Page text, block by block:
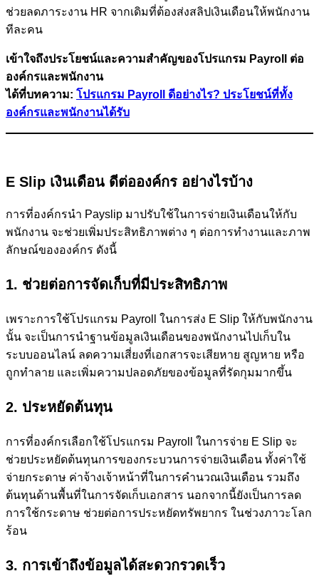
ช่วยลดภาระงาน HR จากเดิมที่ต้องส่งสลิปเงินเดือนให้พนักงาน
ทีละคน
เข้าใจถึงประโยชน์และความสำคัญของโปรแกรม Payroll ต่อ
องค์กรและพนักงาน
ได้ที่บทความ: โปรแกรม Payroll ดีอย่างไร? ประโยชน์ที่ทั้ง
องค์กรและพนักงานได้รับ
E Slip เงินเดือน ดีต่อองค์กร อย่างไรบ้าง
การที่องค์กรนำ Payslip มาปรับใช้ในการจ่ายเงินเดือนให้กับ
พนักงาน จะช่วยเพิ่มประสิทธิภาพต่าง ๆ ต่อการทำงานและภาพ
ลักษณ์ขององค์กร ดังนี้
1. ช่วยต่อการจัดเก็บที่มีประสิทธิภาพ
เพราะการใช้โปรแกรม Payroll ในการส่ง E Slip ให้กับพนักงาน
นั้น จะเป็นการนำฐานข้อมูลเงินเดือนของพนักงานไปเก็บใน
ระบบออนไลน์ ลดความเสี่ยงที่เอกสารจะเสียหาย สูญหาย หรือ
ถูกทำลาย และเพิ่มความปลอดภัยของข้อมูลที่รัดกุมมากขึ้น
2. ประหยัดต้นทุน
การที่องค์กรเลือกใช้โปรแกรม Payroll ในการจ่าย E Slip จะ
ช่วยประหยัดต้นทุนการของกระบวนการจ่ายเงินเดือน ทั้งค่าใช้
จ่ายกระดาษ ค่าจ้างเจ้าหน้าที่ในการคำนวณเงินเดือน รวมถึง
ต้นทุนด้านพื้นที่ในการจัดเก็บเอกสาร นอกจากนี้ยังเป็นการลด
การใช้กระดาษ ช่วยต่อการประหยัดทรัพยากร ในช่วงภาวะโลก
ร้อน
3. การเข้าถึงข้อมูลได้สะดวกรวดเร็ว